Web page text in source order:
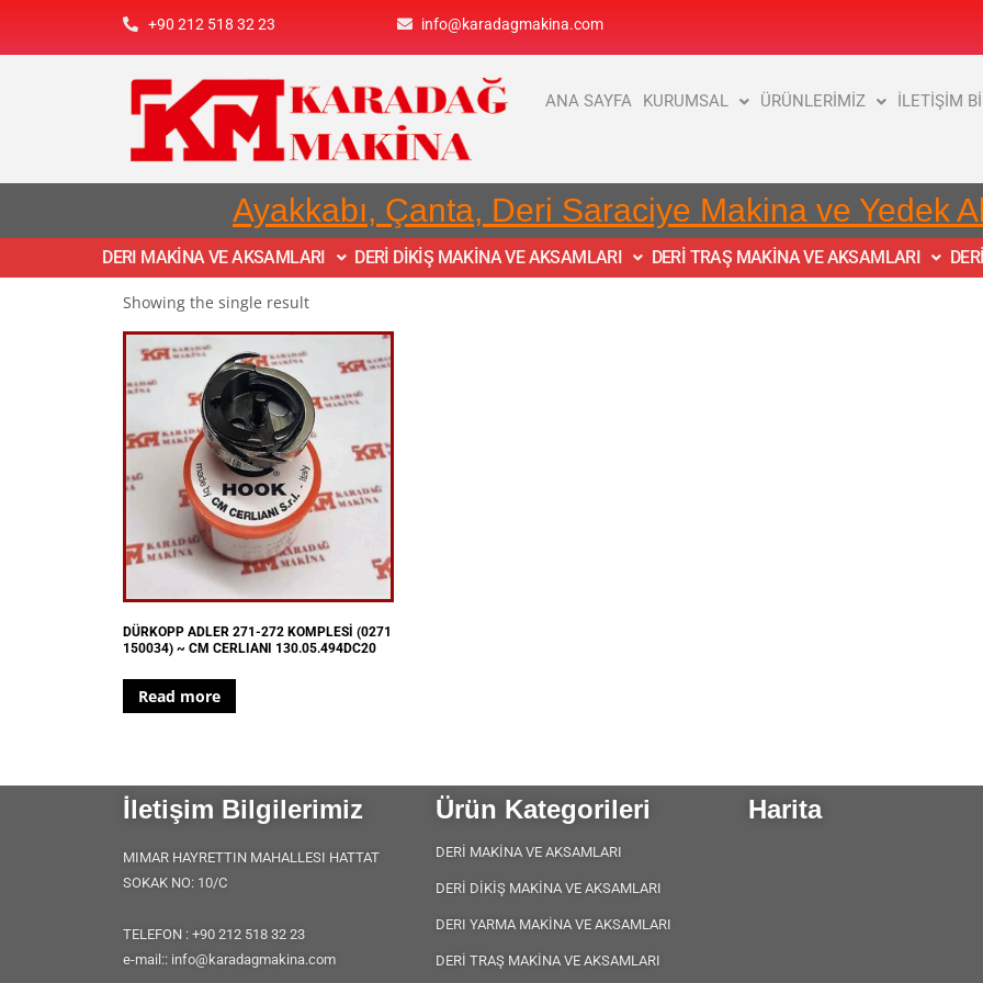
+90 212 518 32 23 info@karadagmakina.com
ANA SAYFA KURUMSAL ÜRÜNLERİMİZ İLETİŞİM
Ayakkabı, Çanta, Deri Saraciye Makina ve Yedek
DERI MAKİNA VE AKSAMLARI DERİ DİKİŞ MAKİNA VE AKSAMLARI DERİ TRAŞ MAKİNA VE AKSAMLARI
Showing the single result
DÜRKOPP ADLER 271-272 KOMPLESİ (0271
150034) ~ CM CERLIANI 130.05.494DC20
Read more
İletişim Bilgilerimiz
MIMAR HAYRETTIN MAHALLESI HATTAT
SOKAK NO: 10/C
TELEFON : +90 212 518 32 23
e-mail:: info@karadagmakina.com
Ürün Kategorileri
DERİ MAKİNA VE AKSAMLARI
DERİ DİKİŞ MAKİNA VE AKSAMLARI
DERI YARMA MAKİNA VE AKSAMLARI
DERİ TRAŞ MAKİNA VE AKSAMLARI
Harita